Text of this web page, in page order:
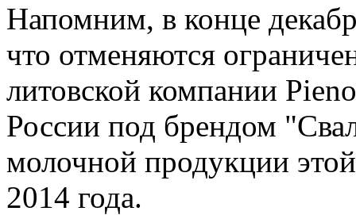
Напомним, в конце
что отменяются
литовской компании
России под брендом
молочной продукции
2014 года.